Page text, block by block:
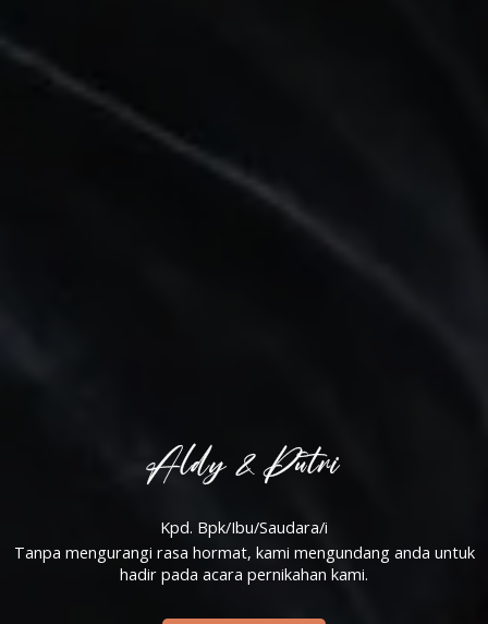
Aldy & Putri
Kpd. Bpk/Ibu/Saudara/i
Tanpa mengurangi rasa hormat, kami mengundang anda untuk
hadir pada acara pernikahan kami.